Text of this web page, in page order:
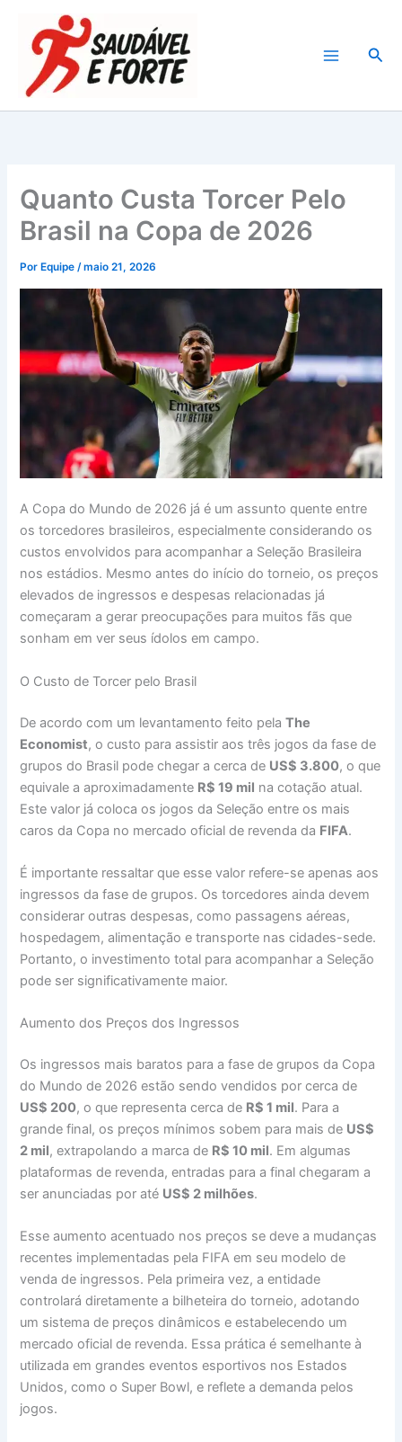
conteúdo
Quanto Custa Torcer Pelo
Brasil na Copa de 2026
Por Equipe/maio 21, 2026
A Copa do Mundo de 2026 já é um assunto quente entre
os torcedores brasileiros, especialmente considerando os
custos envolvidos para acompanhar a Seleção Brasileira
nos estádios. Mesmo antes do início do torneio, os preços
elevados de ingressos e despesas relacionadas já
começaram a gerar preocupações para muitos fãs que
sonham em ver seus ídolos em campo.
O Custo de Torcer pelo Brasil
De acordo com um levantamento feito pelaThe
Economist, o custo para assistir aos três jogos da fase de
grupos do Brasil pode chegar a cerca de US$ 3.800, o que
equivale a aproximadamente R$ 19 mil na cotação atual.
Este valor já coloca os jogos da Seleção entre os mais
caros da Copa no mercado oficial de revenda da FIFA.
É importante ressaltar que esse valor refere-se apenas aos
ingressos da fase de grupos. Os torcedores ainda devem
considerar outras despesas, como passagens aéreas,
hospedagem, alimentação e transporte nas cidades-sede.
Portanto, o investimento total para acompanhar a Seleção
pode ser significativamente maior.
Aumento dos Preços dos Ingressos
Os ingressos mais baratos para a fase de grupos da Copa
do Mundo de 2026 estão sendo vendidos por cerca de
US$ 200, o que representa cerca de R$ 1 mil. Para a
grande final, os preços mínimos sobem para mais de US$
2 mil, extrapolando a marca de R$ 10 mil. Em algumas
plataformas de revenda, entradas para a final chegaram a
ser anunciadas por até US$ 2 milhões.
Esse aumento acentuado nos preços se deve a mudanças
recentes implementadas pela FIFA em seu modelo de
venda de ingressos. Pela primeira vez, a entidade
controlará diretamente a bilheteira do torneio, adotando
um sistema de preços dinâmicos e estabelecendo um
mercado oficial de revenda. Essa prática é semelhante à
utilizada em grandes eventos esportivos nos Estados
Unidos, como o Super Bowl, e reflete a demanda pelos
jogos.